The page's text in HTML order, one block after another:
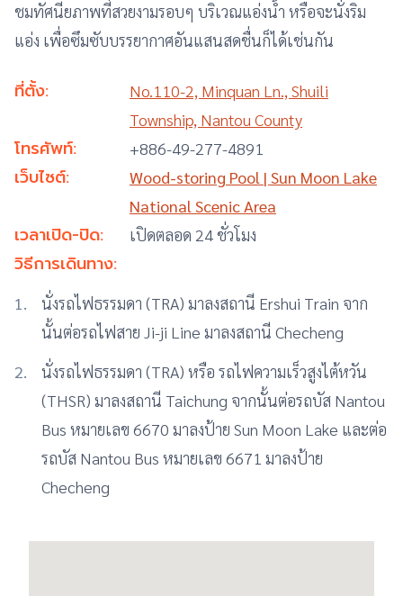
ชมทัศนียภาพที่สวยงามรอบๆ บริเวณแอ่งน้ำ หรือจะนั่งริม
แอ่ง เพื่อซึมซับบรรยากาศอันแสนสดชื่นก็ได้เช่นกัน
ที่ตั้ง:
No.110-2, Minquan Ln., Shuili
Township, Nantou County
โทรศัพท์: +886-49-277-4891
เว็บไซต์:
Wood-storing Pool | Sun Moon Lake
National Scenic Area
เวลาเปิด-ปิด: เปิดตลอด 24 ชั่วโมง
วิธีการเดินทาง:
นั่งรถไฟธรรมดา (TRA) มาลงสถานี Ershui Train จาก
นั้นต่อรถไฟสาย Ji-ji Line มาลงสถานี Checheng
นั่งรถไฟธรรมดา (TRA) หรือ รถไฟความเร็วสูงไต้หวัน
(THSR) มาลงสถานี Taichung จากนั้นต่อรถบัส Nantou
Bus หมายเลข 6670 มาลงป้าย Sun Moon Lake และต่อ
รถบัส Nantou Bus หมายเลข 6671 มาลงป้าย
Checheng